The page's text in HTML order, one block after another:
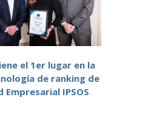
el 1er lugar en la
de ranking de
IPSOS